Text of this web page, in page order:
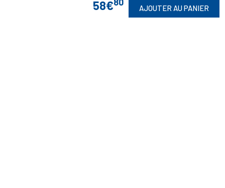
58€ AJOUTER AU PANIER